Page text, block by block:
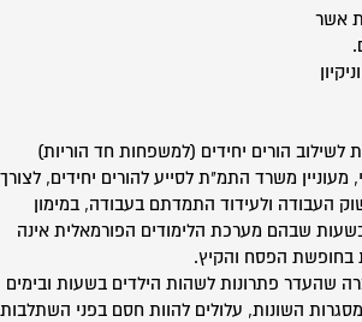
אשר
לשילוב הורים יחידים (למשפחות חד הוריות)
משרד התמ"ת לסייע להורים יחידים, לצורך
העבודה ולעידוד התמדתם בעבודה, במימון
שבהם מערכת הלימודים הפורמאלית אינה
בחופשת הפסח והקיץ.
שהעדר פתרונות לשהות הילדים בשעות ובימים
השונות, עלולים להוות חסם בפני השתלבות